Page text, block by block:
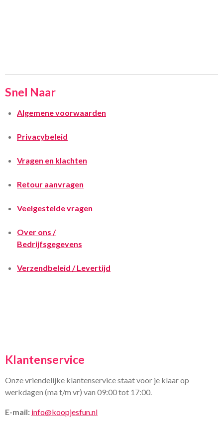
Snel Naar
Algemene voorwaarden
Privacybeleid
Vragen en klachten
Retour aanvragen
Veelgestelde vragen
Over ons /
Bedrijfsgegevens
Verzendbeleid / Levertijd
Klantenservice
Onze vriendelijke klantenservice staat voor je klaar op
werkdagen (ma t/m vr) van 09:00 tot 17:00.
E-mail: info@koopjesfun.nl